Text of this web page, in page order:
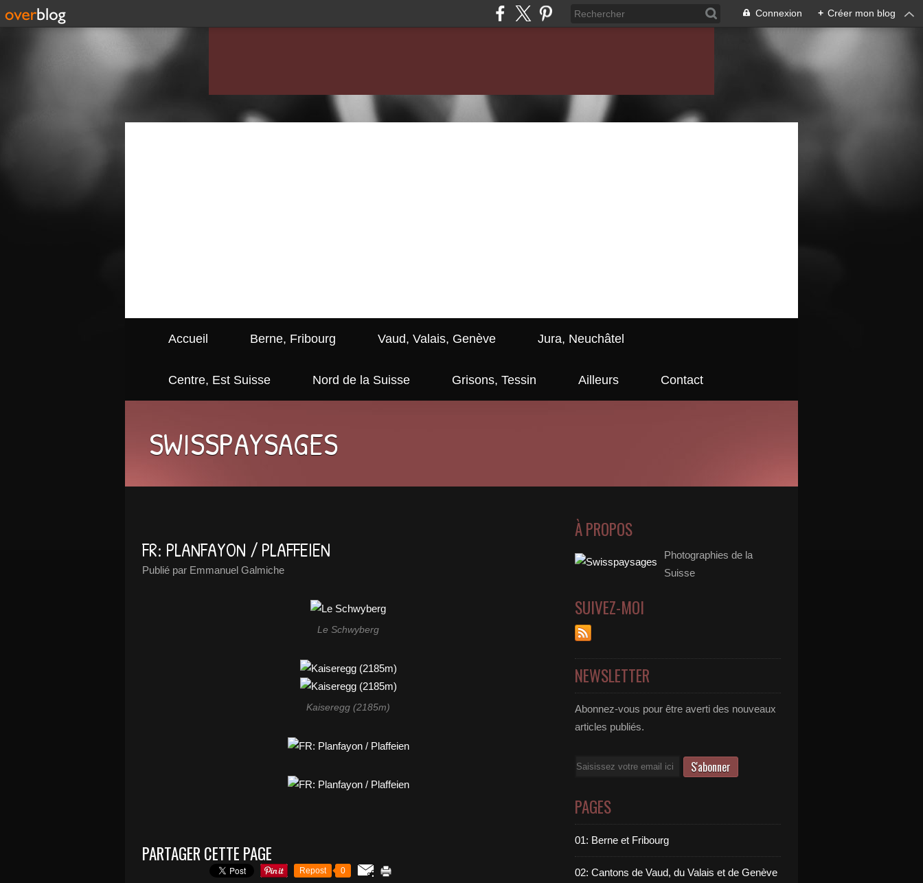
Connexion + Créer mon blog
Accueil Berne, Fribourg Vaud, Valais, Genève Jura, Neuchâtel
Centre, Est Suisse Nord de la Suisse Grisons, Tessin Ailleurs Contact
SWISSPAYSAGES
FR: PLANFAYON / PLAFFEIEN
Publié par Emmanuel Galmiche
Le Schwyberg
Kaiseregg (2185m)
PARTAGER CETTE PAGE
Repost 0
À PROPOS
Photographies de la
Suisse
SUIVEZ-MOI
NEWSLETTER
Abonnez-vous pour être averti des nouveaux
articles publiés.
Email
PAGES
01: Berne et Fribourg
02: Cantons de Vaud, du Valais et de Genève